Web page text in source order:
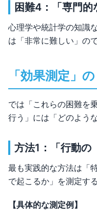
困難4：「専門的
心理学や統計学の知識
は「非常に難しい」ので
「効果測定」
では「これらの困難を
行う」には「どのよう
方法1：「行動の
最も実践的な方法は「
で起こるか」を測定す
【具体的な測定例】